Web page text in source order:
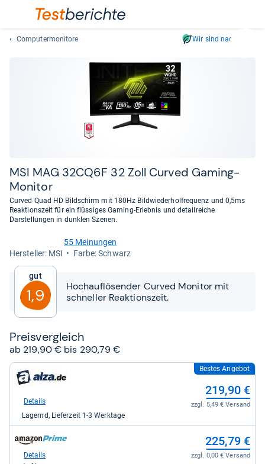
und
sich
Computermonitore Wir sind nachhaltig
MSI MAG 32CQ6F 32 Zoll Cur­ved Gaming-​
Moni­tor
Curved Quad HD Bildschirm mit 180Hz Bildwiederholfrequenz und 0,5ms
Reaktionszeit für ein flüssiges Gaming-Erlebnis und detailreiche
Darstellungen in dunklen Szenen.
von
Sternen
55 Meinungen
Her­stel­ler: MSI
Farbe: Schwarz
Gut
1,9
Hochauflösender Curved Monitor mit
schneller Reaktionszeit.
Preis­ver­gleich
ab 219,90 € bis 290,79 €
zum
Shop:
alza.de
219,90
kaufen.
Bestes Angebot
219,90 €
zzgl. 5,49 € Versand
Details
Lagernd, Lieferzeit 1-3 Werktage
Shop:
225,79 €
zzgl. 0,00 € Versand
Details